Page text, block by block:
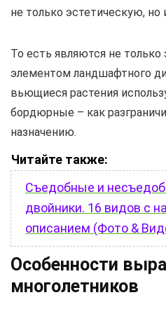
не только эстетическую,
То есть являются не
элементом ландшафтного
вьющиеся растения
бордюрные – как
назначению.
Читайте также:
Съедобные и
двойники. 16 видов с
описанием (Фото &
Особенности
многолетников